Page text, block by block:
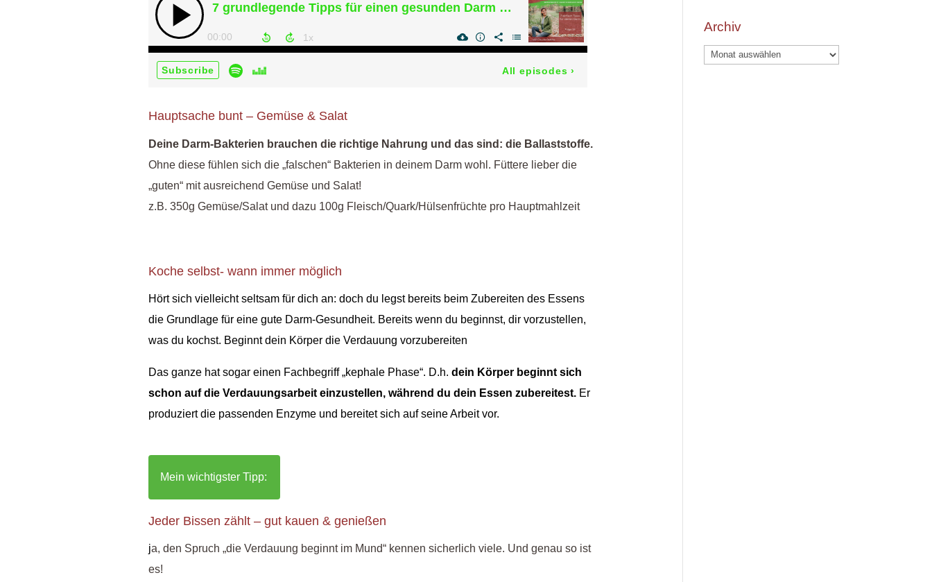
Hauptsache bunt – Gemüse & Salat
Deine Darm-Bakterien brauchen die richtige Nahrung und das sind: die Ballaststoffe.
Ohne diese fühlen sich die „falschen“ Bakterien in deinem Darm wohl. Füttere lieber die
„guten“ mit ausreichend Gemüse und Salat!
z.B. 350g Gemüse/Salat und dazu 100g Fleisch/Quark/Hülsenfrüchte pro Hauptmahlzeit
Koche selbst- wann immer möglich
Hört sich vielleicht seltsam für dich an: doch du legst bereits beim Zubereiten des Essens
die Grundlage für eine gute Darm-Gesundheit. Bereits wenn du beginnst, dir vorzustellen,
was du kochst. Beginnt dein Körper die Verdauung vorzubereiten
Das ganze hat sogar einen Fachbegriff „kephale Phase“. D.h. dein Körper beginnt sich
schon auf die Verdauungsarbeit einzustellen, während du dein Essen zubereitest.Er
produziert die passenden Enzyme und bereitet sich auf seine Arbeit vor.
Mein wichtigster Tipp:
Jeder Bissen zählt – gut kauen & genießen
ja, den Spruch „die Verdauung beginnt im Mund“ kennen sicherlich viele. Und genau so ist
es!
Archiv
Archiv